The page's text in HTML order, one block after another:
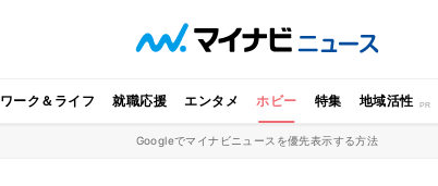
ワーク＆ライフ 就職応援 エンタメ ホビー 特集 地域活性
Googleでマイナビニュースを優先表示する方法